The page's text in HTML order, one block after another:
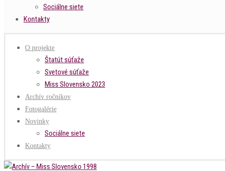
Sociálne siete
Kontakty
O projekte
Štatút súťaže
Svetové súťaže
Miss Slovensko 2023
Archív ročníkov
Fotogalérie
Novinky
Sociálne siete
Kontakty